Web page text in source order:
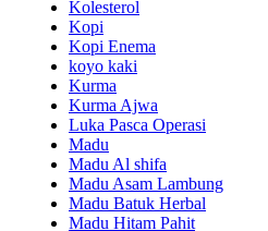
Kolesterol
Kopi
Kopi Enema
koyo kaki
Kurma
Kurma Ajwa
Luka Pasca Operasi
Madu
Madu Al shifa
Madu Asam Lambung
Madu Batuk Herbal
Madu Hitam Pahit